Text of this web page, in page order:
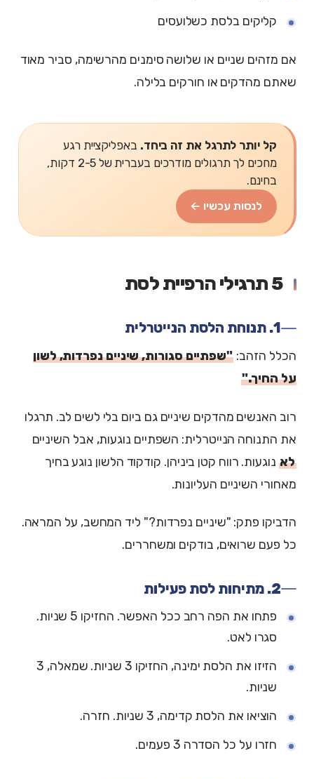
קליקים בלסת כשלועסים
אם מזהים שניים או שלושה סימנים מהרשימה, סביר מאוד
שאתם מהדקים או חורקים בלילה.
קל יותר לתרגל את זה ביחד. באפליקציית רגע
מחכים לך תרגולים מודרכים בעברית של 2-5 דקות,
בחינם.
לנסות עכשיו ←
5 תרגילי הרפיית לסת
1. תנוחת הלסת הנייטרלית
הכלל הזהב: "שפתיים סגורות, שיניים נפרדות, לשון
על החיך."
רוב האנשים מהדקים שיניים גם ביום בלי לשים לב. תרגלו
את התנוחה הנייטרלית: השפתיים נוגעות, אבל השיניים
לא נוגעות. רווח קטן ביניהן. קודקוד הלשון נוגע בחיך
מאחורי השיניים העליונות.
הדביקו פתק: "שיניים נפרדות?" ליד המחשב, על המראה.
כל פעם שרואים, בודקים ומשחררים.
2. מתיחות לסת פעילות
פתחו את הפה רחב ככל האפשר. החזיקו 5 שניות.
סגרו לאט.
הזיזו את הלסת ימינה, החזיקו 3 שניות. שמאלה, 3
שניות.
הוציאו את הלסת קדימה, 3 שניות. חזרה.
חזרו על כל הסדרה 3 פעמים.